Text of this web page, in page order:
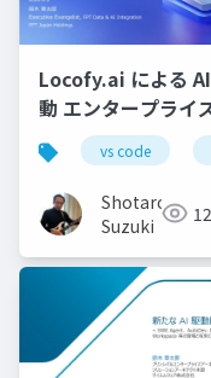
Locofy.ai による
動 エンタープライ
ロンドエンド開発
s
vs code
Shotaro
Suzuki